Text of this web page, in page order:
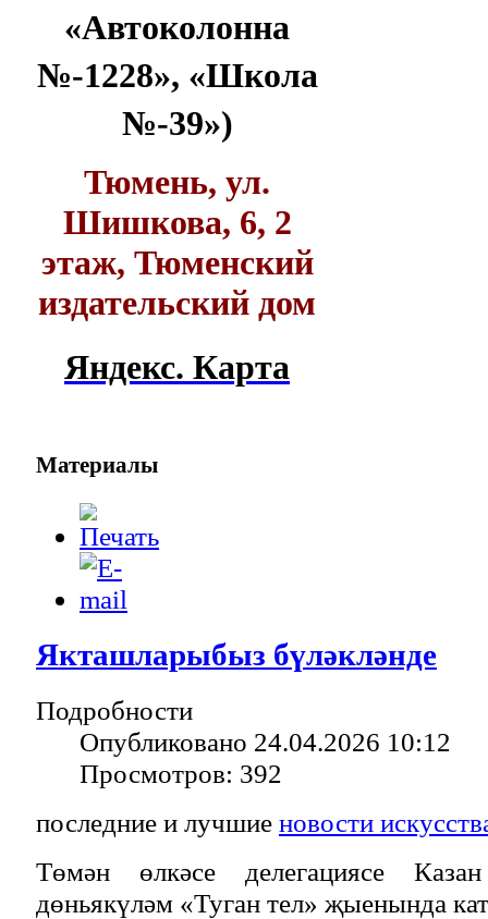
«Автоколонна
№-1228», «Школа
№-39»)
Тюмень, ул.
Шишкова, 6, 2
этаж, Тюменский
издательский дом
Яндекс. Карта
Материалы
Якташларыбыз бүләкләнде
Подробности
Опубликовано 24.04.2026 10:12
Просмотров: 392
последние и лучшие новости
Төмән өлкәсе делегациясе
дөньякүләм «Туган тел» җыенында